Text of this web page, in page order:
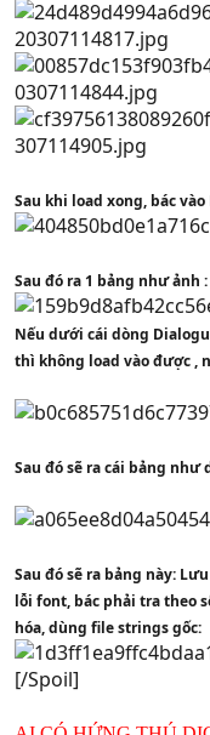
Sau khi load xong, bác
Sau đó ra 1 bảng như ảnh :
Nếu dưới cái dòng
thì không load vào được ,
Sau đó sẽ ra cái bảng
Sau đó sẽ ra bảng này:
lỗi font, bác phải tra theo
hóa, dùng file strings gốc:
[/Spoil]